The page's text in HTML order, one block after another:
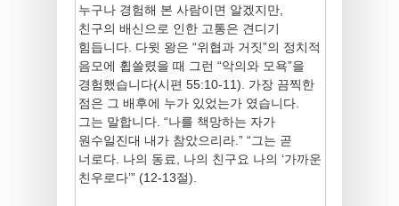
누구나 경험해 본 사람이면 알겠지만,
친구의 배신으로 인한 고통은 견디기
힘듭니다. 다윗 왕은 “위협과 거짓”의 정치적
음모에 휩쓸렸을 때 그런 “악의와 모욕”을
경험했습니다(시편 55:10-11). 가장 끔찍한
점은 그 배후에 누가 있었는가 였습니다.
그는 말합니다. “나를 책망하는 자가
원수일진대 내가 참았으리라.” “그는 곧
너로다. 나의 동료, 나의 친구요 나의 ‘가까운
친우로다’” (12-13절).